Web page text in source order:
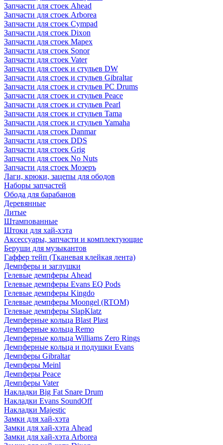
Запчасти для стоек Ahead
Запчасти для стоек Arborea
Запчасти для стоек Cympad
Запчасти для стоек Dixon
Запчасти для стоек Mapex
Запчасти для стоек Sonor
Запчасти для стоек Vater
Запчасти для стоек и стульев DW
Запчасти для стоек и стульев Gibraltar
Запчасти для стоек и стульев PC Drums
Запчасти для стоек и стульев Peace
Запчасти для стоек и стульев Pearl
Запчасти для стоек и стульев Tama
Запчасти для стоек и стульев Yamaha
Запчасти для стоек Danmar
Запчасти для стоек DDS
Запчасти для стоек Grig
Запчасти для стоек No Nuts
Запчасти для стоек Мозеръ
Лаги, крюки, зацепы для ободов
Наборы запчастей
Обода для барабанов
Деревянные
Литые
Штампованные
Штоки для хай-хэта
Аксессуары, запчасти и комплектующие
Беруши для музыкантов
Гаффер тейп (Тканевая клейкая лента)
Демпферы и заглушки
Гелевые демпферы Ahead
Гелевые демпферы Evans EQ Pods
Гелевые демпферы Kingdo
Гелевые демпферы Moongel (RTOM)
Гелевые демпферы SlapKlatz
Демпферные кольца Blast Plast
Демпферные кольца Remo
Демпферные кольца Williams Zero Rings
Демпферные кольца и подушки Evans
Демпферы Gibraltar
Демпферы Meinl
Демпферы Peace
Демпферы Vater
Накладки Big Fat Snare Drum
Накладки Evans SoundOff
Накладки Majestic
Замки для хай-хэта
Замки для хай-хэта Ahead
Замки для хай-хэта Arborea